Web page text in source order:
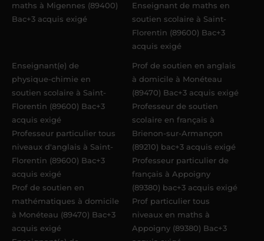
maths à Migennes (89400)
Bac+3 acquis exigé
Enseignant de maths en
soutien scolaire à Saint-
Florentin (89600) Bac+3
acquis exigé
Enseignant(e) de
physique-chimie en
soutien scolaire à Saint-
Florentin (89600) Bac+3
acquis exigé
Professeur particulier tous
niveaux d'anglais à Saint-
Florentin (89600) Bac+3
acquis exigé
Prof de soutien en
mathématiques à domicile
à Monéteau (89470) Bac+3
acquis exigé
Prof de soutien en anglais
à domicile à Monéteau
(89470) Bac+3 acquis exigé
Professeur de soutien
scolaire en français à
Brienon-sur-Armançon
(89210) bac+3 acquis exigé
Professeur particulier de
français à Appoigny
(89380) bac+3 acquis exigé
Prof particulier tous
niveaux en maths à
Appoigny (89380) Bac+3